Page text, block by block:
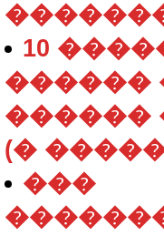
10
������
������
(�
���